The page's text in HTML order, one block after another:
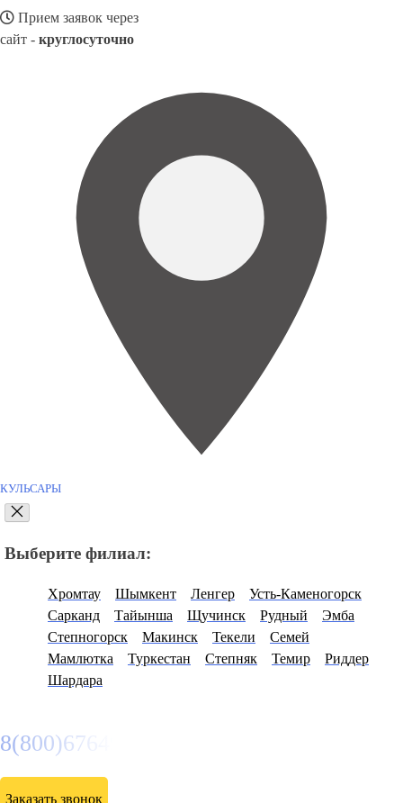
Прием заявок через
сайт - круглосуточно
КУЛЬСАРЫ
Выберите филиал:
Хромтау Шымкент Ленгер
Усть-Каменогорск
Сарканд
Тайынша Щучинск Рудный
Эмба
Степногорск
Макинск Текели
Семей
Мамлютка
Туркестан Степняк Темир
Риддер
Шардара
8(800)6764935
Заказать звонок